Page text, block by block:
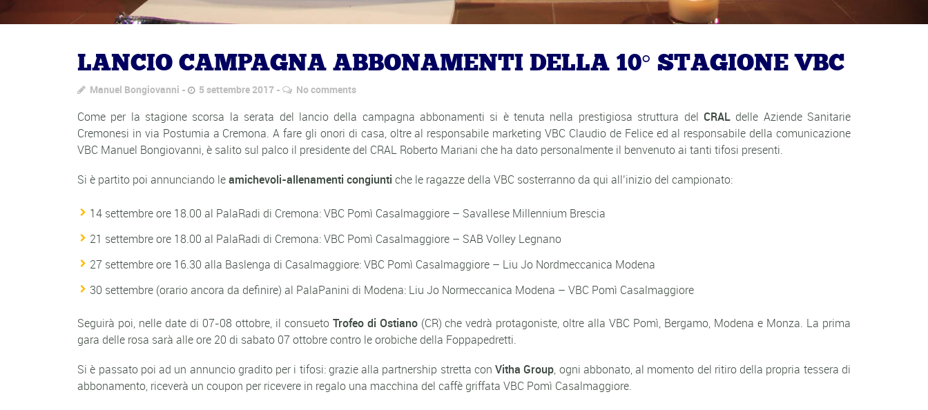
LANCIO CAMPAGNA ABBONAMENTI DELLA 10° STAGIONE VBC
Manuel Bongiovanni 5 settembre 2017 No comments
Come per la stagione scorsa la serata del lancio della campagna abbonamenti si è tenuta nella prestigiosa struttura del CRALdelle Aziende Sanitarie
Cremonesi in via Postumia a Cremona. A fare gli onori di casa, oltre al responsabile marketing VBC Claudio de Felice ed al responsabile della comunicazione
VBC Manuel Bongiovanni, è salito sul palco il presidente del CRAL Roberto Mariani che ha dato personalmente il benvenuto ai tanti tifosi presenti.
Si è partito poi annunciando leamichevoli-allenamenti congiunti che le ragazze della VBC sosterranno da qui all’inizio del campionato:
14 settembre ore 18.00 al PalaRadi di Cremona: VBC Pomì Casalmaggiore – Savallese Millennium Brescia
21 settembre ore 18.00 al PalaRadi di Cremona: VBC Pomì Casalmaggiore – SAB Volley Legnano
27 settembre ore 16.30 alla Baslenga di Casalmaggiore: VBC Pomì Casalmaggiore – Liu Jo Nordmeccanica Modena
30 settembre (orario ancora da definire) al PalaPanini di Modena: Liu Jo Normeccanica Modena – VBC Pomì Casalmaggiore
Seguirà poi, nelle date di 07-08 ottobre, il consueto Trofeo di Ostiano(CR) che vedrà protagoniste, oltre alla VBC Pomì, Bergamo, Modena e Monza. La prima
gara delle rosa sarà alle ore 20 di sabato 07 ottobre contro le orobiche della Foppapedretti.
Si è passato poi ad un annuncio gradito per i tifosi: grazie alla partnership stretta conVitha Group, ogni abbonato, al momento del ritiro della propria tessera di
abbonamento, riceverà un coupon per ricevere in regalo una macchina del caffè griffata VBC Pomì Casalmaggiore.